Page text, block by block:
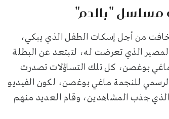
مسلسل "بالدم"
من أجل إسكات الطفل الذي يبكي،
الذي تعرضت له، لتبتعد عن البطلة
ماغي بوغصن، كل تلك التساؤلات تصدرت
للنجمة ماغي بوغصن، لكون الفيديو
جذب المشاهدين، وقام العديد منهم